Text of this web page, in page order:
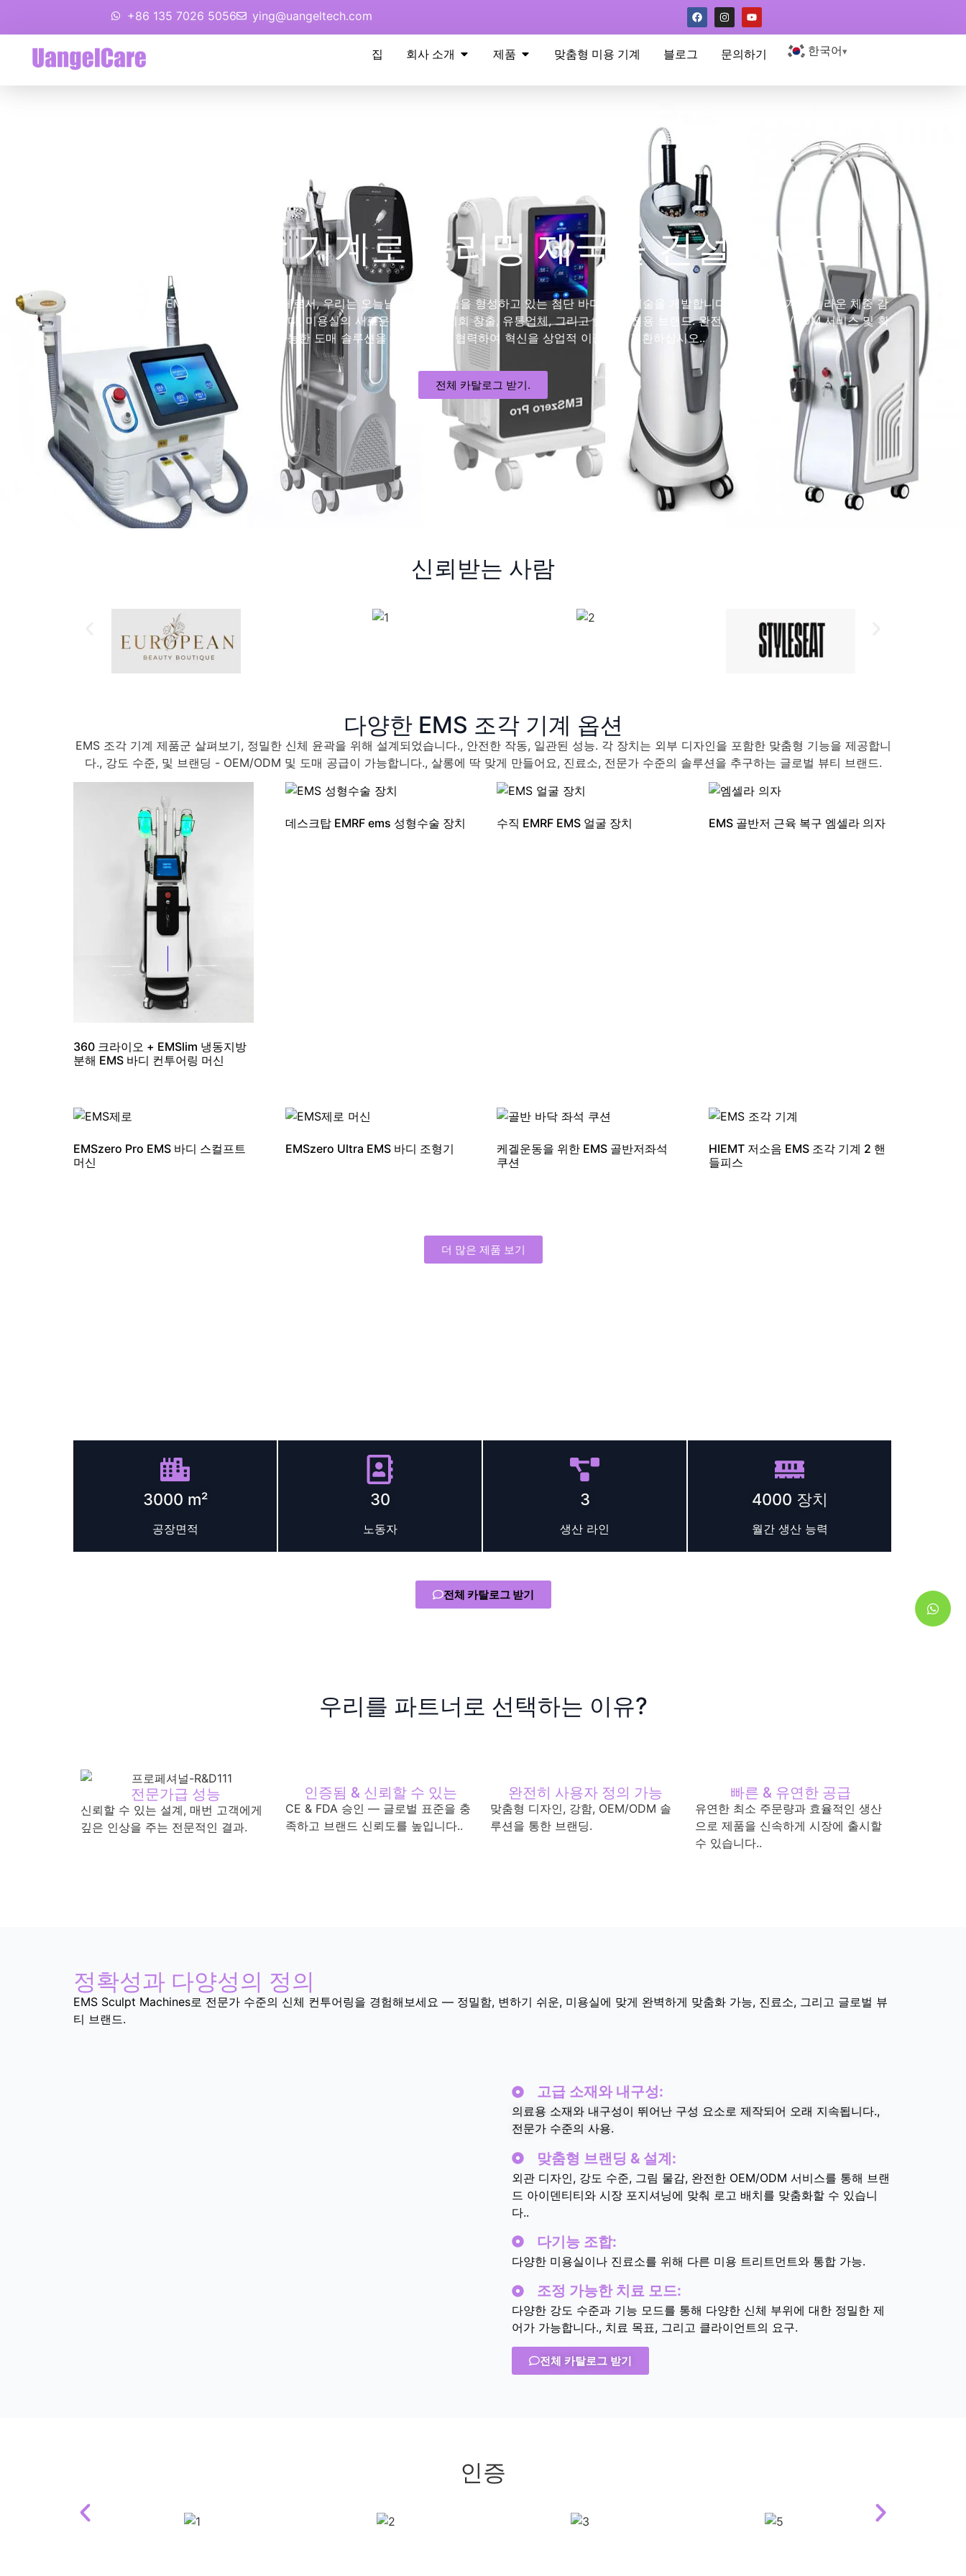
+86 135 7026 5056 ying@uangeltech.com
집 회사 소개 제품 맞춤형 미용 기계 블로그 문의하기 한국어
EMS 조각 기계로 슬리밍 제국을 건설하세요
귀하가 신뢰하는 EMS 조각 기계 제조업체로서, 우리는 오늘날의 뷰티 산업을 형성하고 있는 첨단 바디 토닝 기술을 개발합니다.. 우리의 기계는 놀라운 체중 감
량 결과를 제공하는 것으로 입증되었습니다, 미용실의 새로운 수익 창출 기회 창출, 유통업체, 그리고 슬리밍 전용 브랜드. 완전 맞춤형 OEM/ODM 서비스 및 확
장 가능한 도매 솔루션을 위해 당사와 협력하여 혁신을 상업적 이점으로 전환하십시오..
전체 카탈로그 받기.
신뢰받는 사람
다양한 EMS 조각 기계 옵션
EMS 조각 기계 제품군 살펴보기, 정밀한 신체 윤곽을 위해 설계되었습니다., 안전한 작동, 일관된 성능. 각 장치는 외부 디자인을 포함한 맞춤형 기능을 제공합니
다., 강도 수준, 및 브랜딩 - OEM/ODM 및 도매 공급이 가능합니다., 살롱에 딱 맞게 만들어요, 진료소, 전문가 수준의 솔루션을 추구하는 글로벌 뷰티 브랜드.
360 크라이오 + EMSlim 냉동지방
분해 EMS 바디 컨투어링 머신
데스크탑 EMRF ems 성형수술 장치 수직 EMRF EMS 얼굴 장치 EMS 골반저 근육 복구 엠셀라 의자
EMSzero Pro EMS 바디 스컬프트
머신
EMSzero Ultra EMS 바디 조형기
케겔운동을 위한 EMS 골반저좌석
쿠션
HIEMT 저소음 EMS 조각 기계 2 핸
들피스
더 많은 제품 보기
3000 m²
공장면적
30
노동자
3
생산 라인
4000 장치
월간 생산 능력
전체 카탈로그 받기
우리를 파트너로 선택하는 이유?
전문가급 성능
신뢰할 수 있는 설계, 매번 고객에게
깊은 인상을 주는 전문적인 결과.
인증됨 & 신뢰할 수 있는
CE & FDA 승인 — 글로벌 표준을 충
족하고 브랜드 신뢰도를 높입니다..
완전히 사용자 정의 가능
맞춤형 디자인, 강함, OEM/ODM 솔
루션을 통한 브랜딩.
빠른 & 유연한 공급
유연한 최소 주문량과 효율적인 생산
으로 제품을 신속하게 시장에 출시할
수 있습니다..
정확성과 다양성의 정의
EMS Sculpt Machines로 전문가 수준의 신체 컨투어링을 경험해보세요 — 정밀함, 변하기 쉬운, 미용실에 맞게 완벽하게 맞춤화 가능, 진료소, 그리고 글로벌 뷰
티 브랜드.
고급 소재와 내구성:
의료용 소재와 내구성이 뛰어난 구성 요소로 제작되어 오래 지속됩니다.,
전문가 수준의 사용.
맞춤형 브랜딩 & 설계:
외관 디자인, 강도 수준, 그림 물감, 완전한 OEM/ODM 서비스를 통해 브랜
드 아이덴티티와 시장 포지셔닝에 맞춰 로고 배치를 맞춤화할 수 있습니
다..
다기능 조합:
다양한 미용실이나 진료소를 위해 다른 미용 트리트먼트와 통합 가능.
조정 가능한 치료 모드:
다양한 강도 수준과 기능 모드를 통해 다양한 신체 부위에 대한 정밀한 제
어가 가능합니다., 치료 목표, 그리고 클라이언트의 요구.
전체 카탈로그 받기
인증